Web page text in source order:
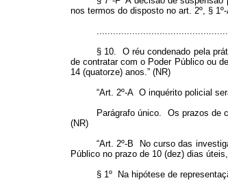
nos termos do disposto no art. 2º, §
§ 10. O réu condenado pela
de contratar com o Poder Público ou
14 (quatorze) anos.” (NR)
“Art. 2º-A O inquérito policial
Parágrafo único. Os prazos de
(NR)
“Art. 2º-B No curso das
Público no prazo de 10 (dez) dias
§ 1º Na hipótese de